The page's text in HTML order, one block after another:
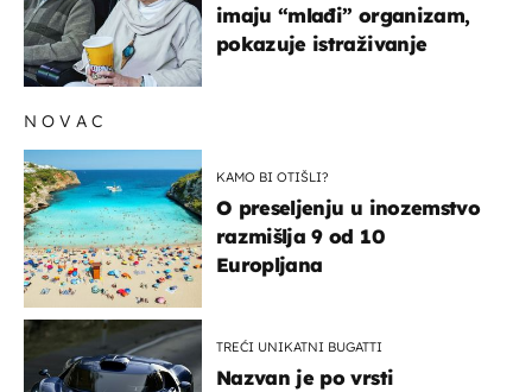
imaju “mlađi” organizam,
pokazuje istraživanje
NOVAC
KAMO BI OTIŠLI?
O preseljenju u inozemstvo
razmišlja 9 od 10
Europljana
TREĆI UNIKATNI BUGATTI
Nazvan je po vrsti